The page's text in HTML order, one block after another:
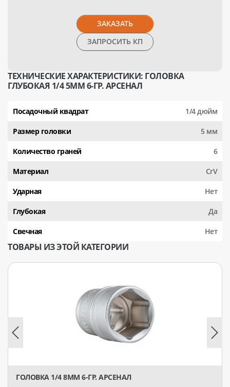
ЗАКАЗАТЬ
ЗАПРОСИТЬ КП
ТЕХНИЧЕСКИЕ ХАРАКТЕРИСТИКИ: ГОЛОВКА
ГЛУБОКАЯ 1/4 5ММ 6-ГР. АРСЕНАЛ
Посадочный квадрат 1/4 дюйм
Размер головки 5 мм
Количество граней 6
Материал CrV
Ударная Нет
Глубокая Да
Свечная Нет
ТОВАРЫ ИЗ ЭТОЙ КАТЕГОРИИ
ГОЛОВКА 1/4 8ММ 6-ГР. АРСЕНАЛ